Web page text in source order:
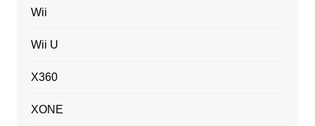
Wii
Wii U
X360
XONE